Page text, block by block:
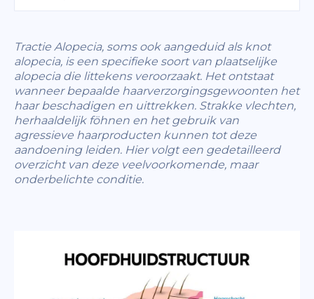
Tractie Alopecia, soms ook aangeduid als knot
alopecia, is een specifieke soort van plaatselijke
alopecia die littekens veroorzaakt. Het ontstaat
wanneer bepaalde haarverzorgingsgewoonten het
haar beschadigen en uittrekken. Strakke vlechten,
herhaaldelijk föhnen en het gebruik van
agressieve haarproducten kunnen tot deze
aandoening leiden. Hier volgt een gedetailleerd
overzicht van deze veelvoorkomende, maar
onderbelichte conditie.